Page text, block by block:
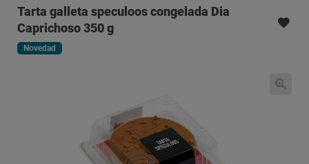
Tarta galleta speculoos congelada Dia
Caprichoso 350 g
Novedad